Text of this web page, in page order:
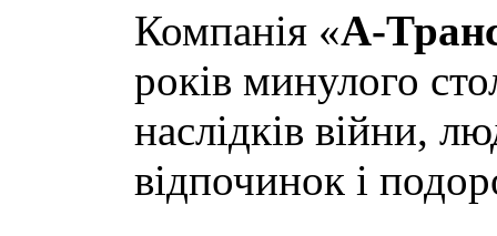
Компанія «А-
років минулого
наслідків війни,
відпочинок і